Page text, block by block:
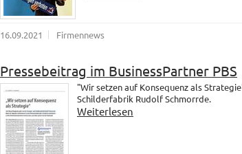
16.09.2021 Firmennews
Pressebeitrag im BusinessPartner PBS
"Wir setzen auf Konsequenz als
Schilderfabrik Rudolf Schmorrde.
Weiterlesen